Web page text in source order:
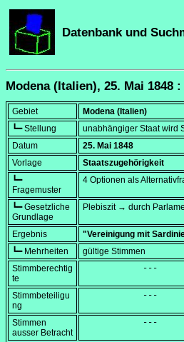
Datenbank und
Modena (Italien), 25. Mai 1848
Gebiet
Modena (Italien)
┗━ Stellung
unabhängiger Staat wird
Datum
25. Mai 1848
Vorlage
Staatszugehörigkeit
┗━
Fragemuster
4 Optionen als
┗━ Gesetzliche
Grundlage
Plebiszit → durch
Ergebnis
"Vereinigung mit
┗━ Mehrheiten
gültige Stimmen
Stimmberechtig
te
            ---
Stimmbeteiligu
ng
            ---
Stimmen
ausser Betracht
            ---